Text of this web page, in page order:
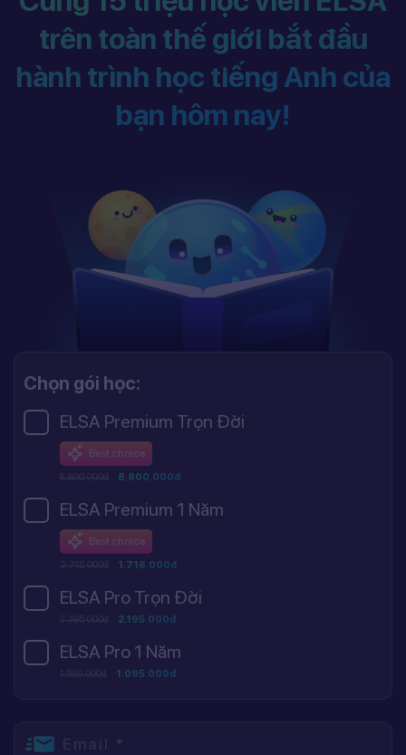
trên toàn thế giới bắt đầu
hành trình học tiếng Anh của
bạn hôm nay!
Chọn gói học:
ELSA Premium Trọn Đời
Best choice
8.800.000đ 8.800.000đ
ELSA Premium 1 Năm
Best choice
2.745.000đ 1.716.000đ
ELSA Pro Trọn Đời
3.395.000đ 2.195.000đ
ELSA Pro 1 Năm
1.595.000đ 1.095.000đ
Email *